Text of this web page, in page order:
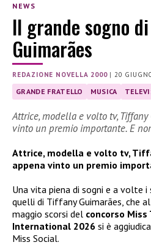
NEWS
Il grande sogno
Guimarães
REDAZIONE NOVELLA 2000|20
GRANDE FRATELLO MUSICA
Attrice, modella e volto tv,
vinto un premio importante. E
Attrice, modella e volto tv,
appena vinto un premio
Una vita piena di sogni e a volte i
quelli di Tiffany Guimarães, che
maggio scorsi del concorso
International 2026 si è
Miss Social.